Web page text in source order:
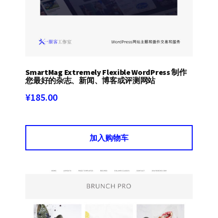
SmartMag Extremely Flexible WordPress 制作
您最好的杂志、新闻、博客或评测网站
¥185.00
加入购物车